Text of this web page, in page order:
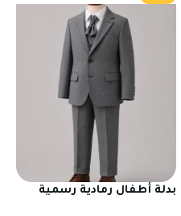
بدلة أطفال رمادية رسمية